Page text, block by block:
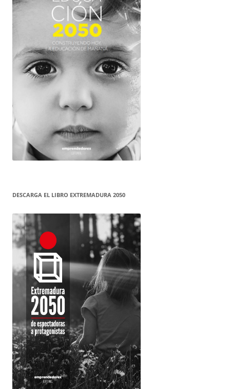
DESCARGA EL LIBRO EXTREMADURA 2050